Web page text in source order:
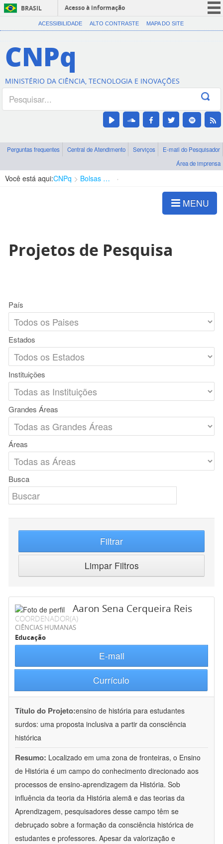
BRASIL
Acesso à informação
CORONAVÍRUS (COVID-19)
Canais
ACESSIBILIDADE ALTO CONTRASTE MAPA DO SITE
CNPq
MINISTÉRIO DA CIÊNCIA, TECNOLOGIA E INOVAÇÕES
Perguntas frequentes Central de Atendimento Serviços
E-mail do Pesquisador
Área de imprensa
Você está aqui:CNPq Bolsas e Auxílios Vigentes
MENU
Projetos de Pesquisa
País
Estados
Instituições
Grandes Áreas
Áreas
Busca
Filtrar
Limpar Filtros
Aaron Sena Cerqueira Reis
COORDENADOR(A)
CIÊNCIAS HUMANAS
Educação
E-mail
Currículo
Título do Projeto:ensino de história para estudantes
surdos: uma proposta inclusiva a partir da consciência
histórica
Resumo: Localizado em uma zona de fronteiras, o Ensino
de História é um campo do conhecimento direcionado aos
processos de ensino-aprendizagem da História. Sob
influência da teoria da História alemã e das teorias da
Aprendizagem, pesquisadores desse campo têm se
debruçado sobre a formação da consciência histórica de
estudantes e professores. Apesar da valorização e